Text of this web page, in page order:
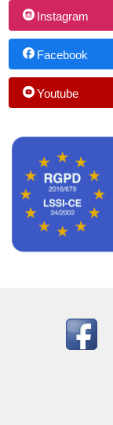
Instagram
Facebook
Youtube